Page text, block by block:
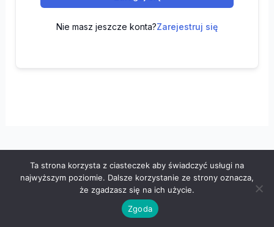
Nie masz jeszcze konta?Zarejestruj się
Wszelkie prawa zastrzeżone © 2026 "100 z matematyki" -
Polityka prywatności- Regulamin
Ta strona korzysta z ciasteczek aby świadczyć usługi na
najwyższym poziomie. Dalsze korzystanie ze strony oznacza,
że zgadzasz się na ich użycie.
Zgoda